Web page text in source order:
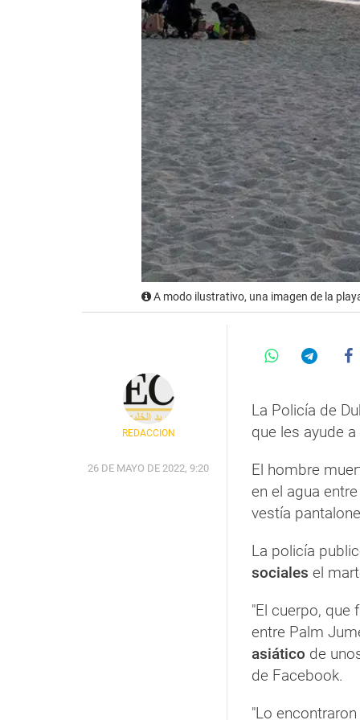
A modo ilustrativo, una imagen de la
REDACCIÓN
26 DE MAYO DE 2022, 9:20
La Policía de
que les ayude a
El hombre
en el agua
vestía
La policía
sociales el
"El cuerpo, que
entre Palm
asiático de
de Facebook.
"Lo